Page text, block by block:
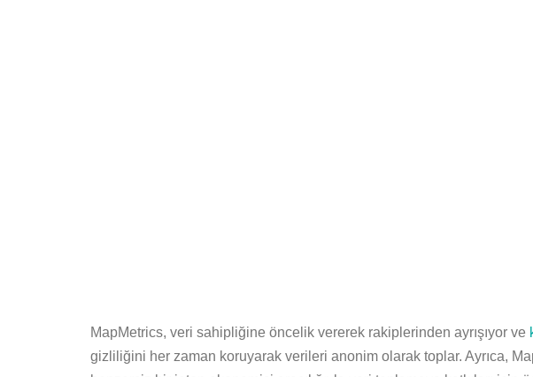
MapMetrics, veri sahipliğine öncelik vererek rakiplerinden ayrışıyor ve
gizliliğini her zaman koruyarak verileri anonim olarak toplar. Ayrıca,